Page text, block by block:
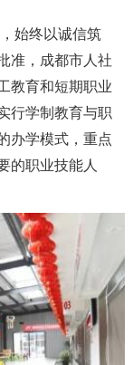
始终以诚信筑
准，成都市人社
教育和短期职业
行学制教育与职
办学模式，重点
的职业技能人